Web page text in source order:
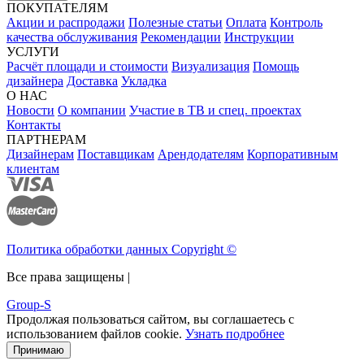
ПОКУПАТЕЛЯМ
Акции и распродажи Полезные статьи Оплата Контроль
качества обслуживания Рекомендации Инструкции
УСЛУГИ
Расчёт площади и стоимости Визуализация Помощь
дизайнера Доставка Укладка
О НАС
Новости О компании Участие в ТВ и спец. проектах
Контакты
ПАРТНЕРАМ
Дизайнерам Поставщикам Арендодателям Корпоративным
клиентам
Политика обработки данных Copyright ©
Все права защищены |
Group-S
Продолжая пользоваться сайтом, вы соглашаетесь с
использованием файлов cookie. Узнать подробнее
Принимаю